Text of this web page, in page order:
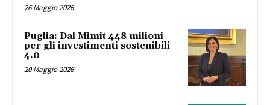
26 Maggio 2026
Puglia: Dal Mimit 448 milioni
per gli investimenti sostenibili
4.0
20 Maggio 2026